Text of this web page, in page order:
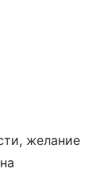
желание